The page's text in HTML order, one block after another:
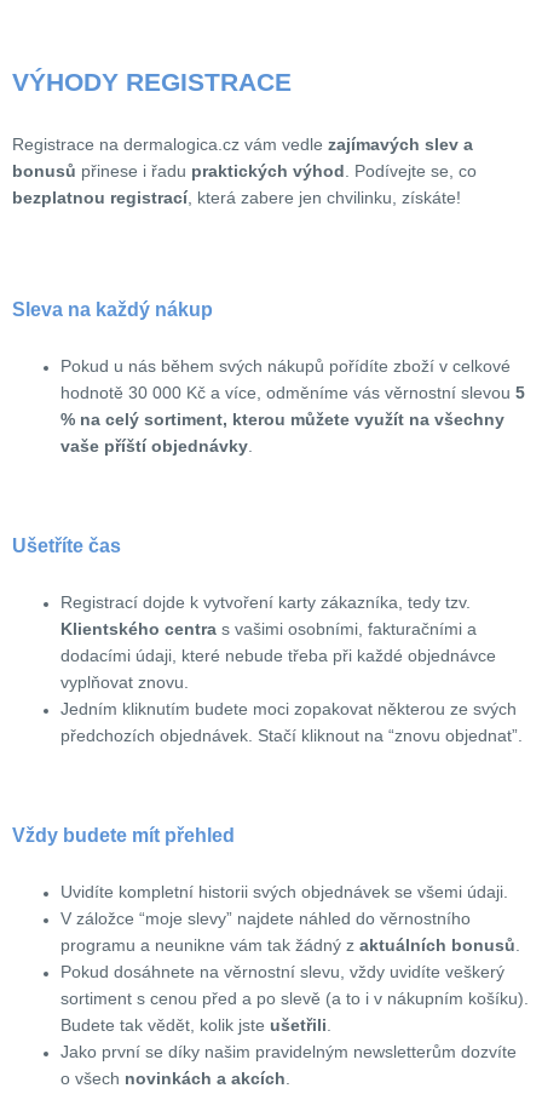
VÝHODY REGISTRACE
Registrace na dermalogica.cz vám vedle zajímavých slev a
bonusů přinese i řadu praktických výhod . Podívejte se, co
bezplatnou registrací, která zabere jen chvilinku, získáte!
Sleva na každý nákup
Pokud u nás během svých nákupů pořídíte zboží v celkové
hodnotě 30 000 Kč a více, odměníme vás věrnostní slevou 5
% na celý sortiment, kterou můžete využít na všechny
vaše příští objednávky
Ušetříte čas
Registrací dojde k vytvoření karty zákazníka, tedy tzv.
Klientského centra s vašimi osobními, fakturačními a
dodacími údaji, které nebude třeba při každé objednávce
vyplňovat znovu.
Jedním kliknutím budete moci zopakovat některou ze svých
předchozích objednávek. Stačí kliknout na “znovu objednat”.
Vždy budete mít přehled
Uvidíte kompletní historii svých objednávek se všemi údaji.
V záložce “moje slevy” najdete náhled do věrnostního
programu a neunikne vám tak žádný z aktuálních bonusů
Pokud dosáhnete na věrnostní slevu, vždy uvidíte veškerý
sortiment s cenou před a po slevě (a to i v nákupním košíku).
Budete tak vědět, kolik jste ušetřili
Jako první se díky našim pravidelným newsletterům dozvíte
o všech novinkách a akcích